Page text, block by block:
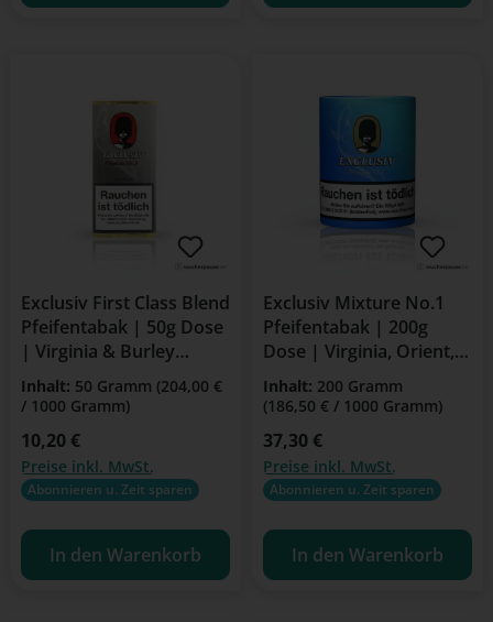
Exclusiv First Class Blend
Pfeifentabak | 50g Dose
| Virginia & Burley
Mischung
Inhalt: 50 Gramm (204,00 €
/ 1000 Gramm)
Regulärer Preis:
10,20 €
Preise inkl. MwSt.
Abonnieren u. Zeit sparen
In den Warenkorb
Exclusiv Mixture No.1
Pfeifentabak | 200g
Dose | Virginia, Orient,
Burley
Inhalt: 200 Gramm
(186,50 € / 1000 Gramm)
Regulärer Preis:
37,30 €
Preise inkl. MwSt.
Abonnieren u. Zeit sparen
In den Warenkorb